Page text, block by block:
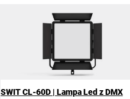
SWIT CL-60D | Lampa Led z DMX